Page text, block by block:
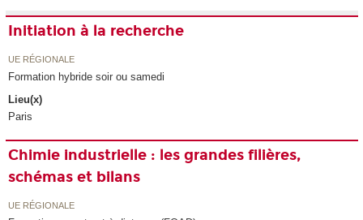
Initiation à la recherche
UE RÉGIONALE
Formation hybride soir ou samedi
Lieu(x)
Paris
Chimie industrielle : les grandes filières,
schémas et bilans
UE RÉGIONALE